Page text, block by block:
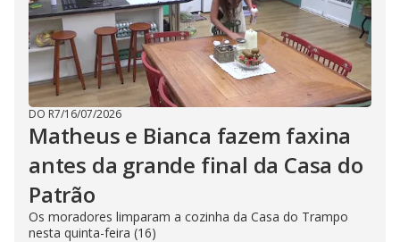
DO R7/16/07/2026
Matheus e Bianca fazem faxina
antes da grande final da Casa do
Patrão
Os moradores limparam a cozinha da Casa do Trampo
nesta quinta-feira (16)